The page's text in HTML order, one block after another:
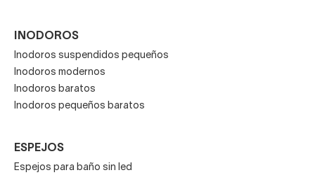
INODOROS
Inodoros suspendidos pequeños
Inodoros modernos
Inodoros baratos
Inodoros pequeños baratos
ESPEJOS
Espejos para baño sin led